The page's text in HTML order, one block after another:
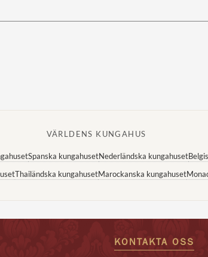
VÄRLDENS KUNGAHUS
Spanska kungahusetNederländska kungahuset
Thailändska kungahusetMarockanska kungahuset
KONTAKTA OSS